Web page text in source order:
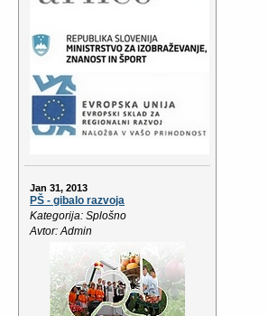
Jan 31, 2013
PŠ - gibalo razvoja
Kategorija: Splošno
Avtor: Admin